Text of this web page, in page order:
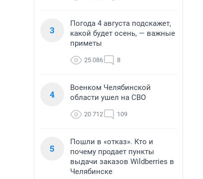
3
Погода 4 августа подскажет,
какой будет осень, — важные
приметы
25 086 8
4
Военком Челябинской
области ушел на СВО
20 712 109
5
Пошли в «отказ». Кто и
почему продает пункты
выдачи заказов Wildberries в
Челябинске